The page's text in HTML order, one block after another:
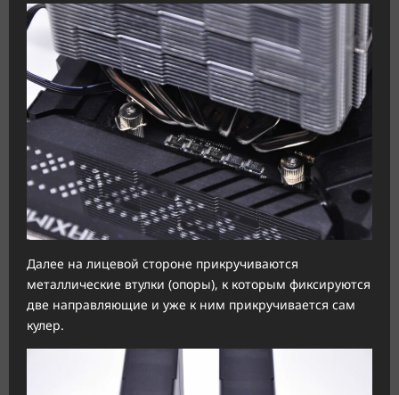
Далее на лицевой стороне прикручиваются
металлические втулки (опоры), к которым фиксируются
две направляющие и уже к ним прикручивается сам
кулер.